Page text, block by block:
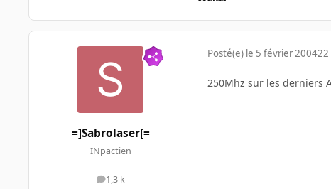
=]Sabrolaser[=
INpactien
1,3 k
messages
Posté(e) le 5 février 200422
250Mhz sur les derniers